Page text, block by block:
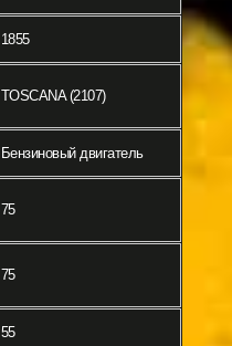
1855
TOSCANA (2107)
Бензиновый двигатель
75
75
55